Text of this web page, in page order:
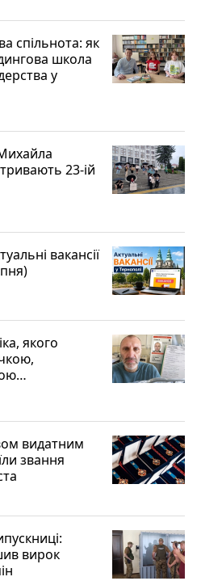
спільнота: як
школа
у
23-ій
вакансії
якого
видатним
звання
вирок